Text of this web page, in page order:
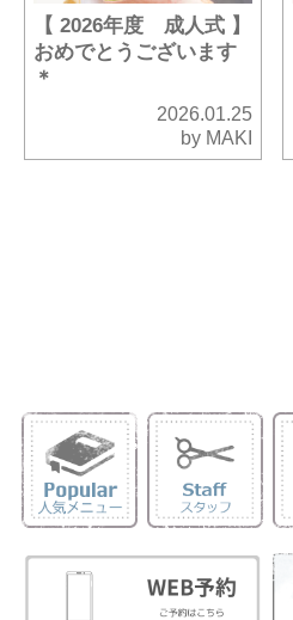
【 2026年度 成人式 】
おめでとうございます
＊
2026.01.25
by MAKI